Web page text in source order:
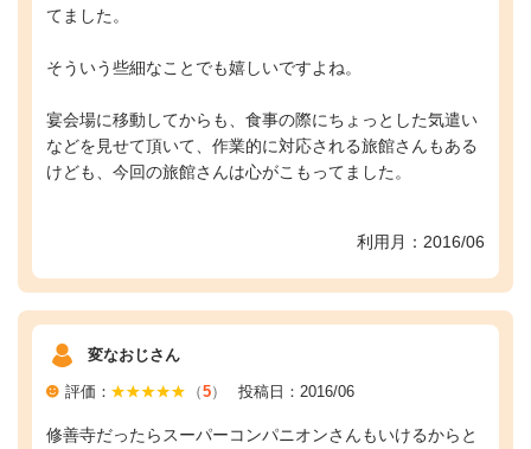
てました。
そういう些細なことでも嬉しいですよね。
宴会場に移動してからも、食事の際にちょっとした気遣い
などを見せて頂いて、作業的に対応される旅館さんもある
けども、今回の旅館さんは心がこもってました。
利用月：2016/06
変なおじさん
評価： （5） 投稿日：2016/06
修善寺だったらスーパーコンパニオンさんもいけるからと